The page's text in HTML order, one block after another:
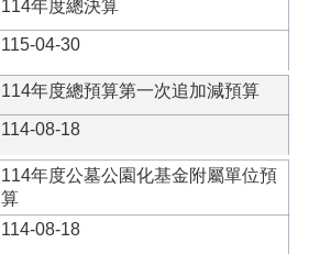
114年度總決算
115-04-30
114年度總預算第一次追加減預算
114-08-18
114年度公墓公園化基金附屬單位預
算
114-08-18